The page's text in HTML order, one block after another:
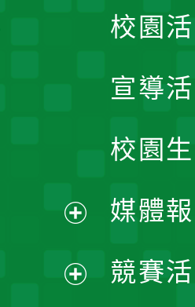
校園
宣導
校園
媒體
競賽
開